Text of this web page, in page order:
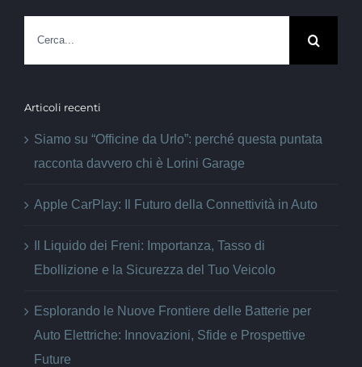
Articoli recenti
Siamo su “Officine da Urlo”: perché questa puntata
racconta davvero chi è Lorini Garage
Apple CarPlay: Il Futuro della Connettività in Auto
Il Liquido dei Freni: Importanza, Tasso di
Ebollizione e la Sicurezza del Tuo Veicolo
Esplorando le Nuove Frontiere delle Batterie per
Auto Elettriche: Innovazioni, Sfide e Prospettive
Future